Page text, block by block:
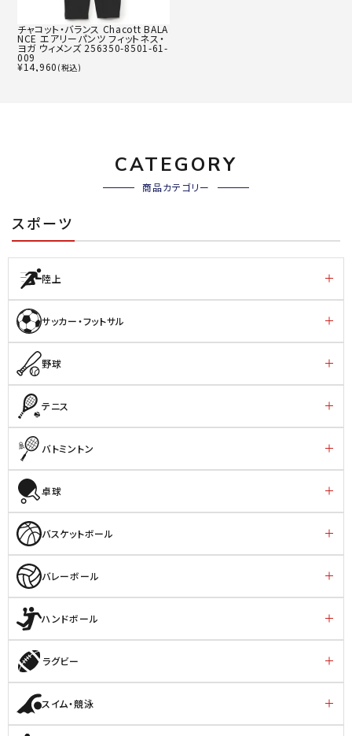
チャコット・バランス Chacott BALA
NCE エアリーパンツ フィットネス・
ヨガ ウィメンズ 256350-8501-61-
009
¥14,960 (税込)
CATEGORY
商品カテゴリー
スポーツ
陸上
サッカー・フットサル
野球
テニス
バトミントン
卓球
バスケットボール
バレーボール
ハンドボール
ラグビー
スイム・競泳